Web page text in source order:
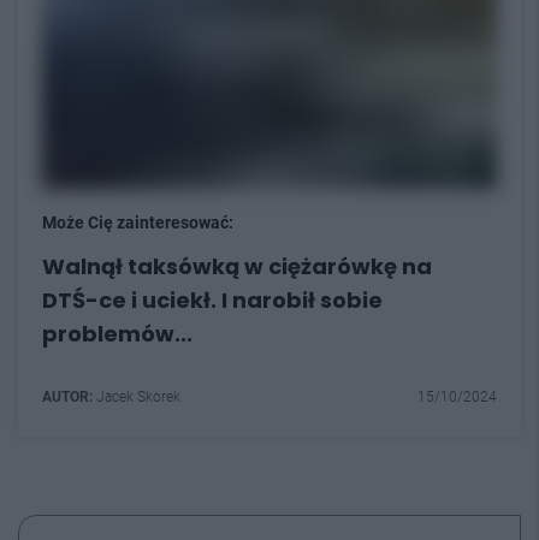
Może Cię zainteresować:
Walnął taksówką w ciężarówkę na
DTŚ-ce i uciekł. I narobił sobie
problemów...
AUTOR: Jacek Skorek 15/10/2024